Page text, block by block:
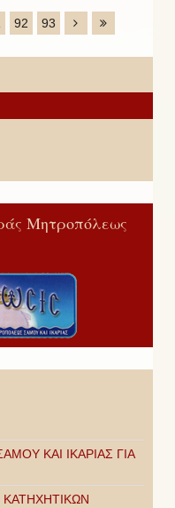
92 93
Μητροπόλεως
ΚΑΙ ΙΚΑΡΙΑΣ ΓΙΑ
ΚΑΤΗΧΗΤΙΚΩΝ